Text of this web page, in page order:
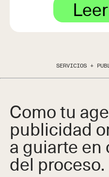
SERVICIOS +
Como tu
publicidad
a guiarte en
del proceso.